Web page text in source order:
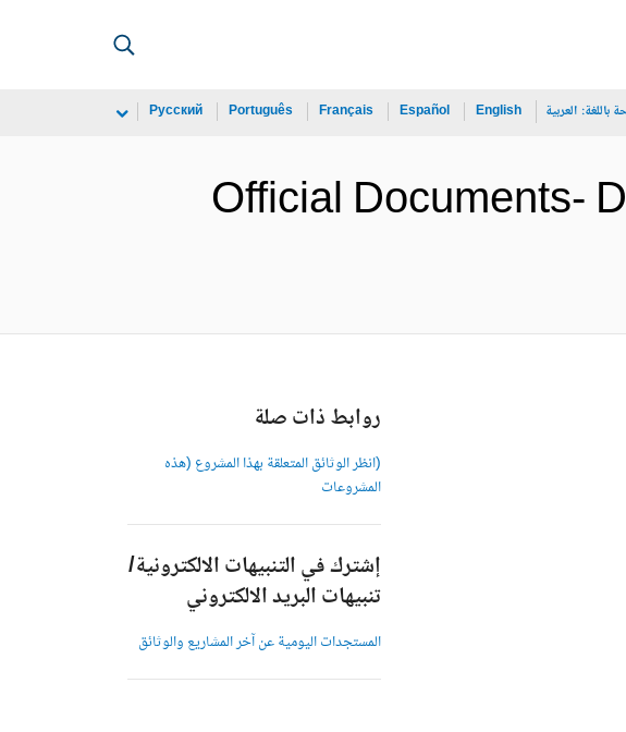
باللغة: العربية English
Español
Français
Português
Русский
Official Documents-
روابط ذات صلة
(انظر الوثائق المتعلقة بهذا المشروع (هذه
المشروعات
إشترك في التنبيهات الالكترونية/
تنبيهات البريد الالكتروني
المستجدات اليومية عن آخر المشاريع والوثائق